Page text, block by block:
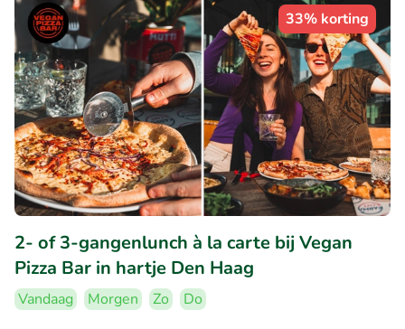
33% korting
2- of 3-gangenlunch à la carte bij Vegan
Pizza Bar in hartje Den Haag
Vandaag Morgen Zo
Do